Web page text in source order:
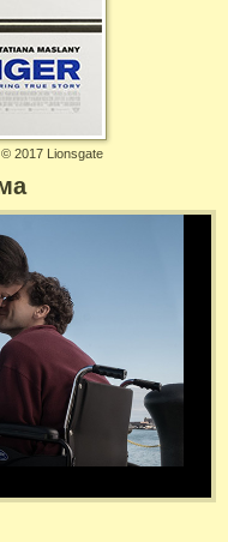
© 2017 Lionsgate